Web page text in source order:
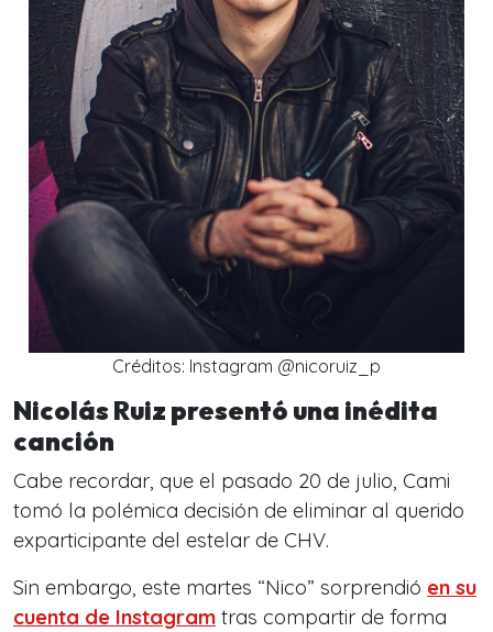
Créditos: Instagram @nicoruiz_p
Nicolás Ruiz presentó una inédita
canción
Cabe recordar, que el pasado 20 de julio, Cami
tomó la polémica decisión de eliminar al querido
exparticipante del estelar de CHV.
Sin embargo, este martes “Nico” sorprendió en su
cuenta de Instagram tras compartir de forma